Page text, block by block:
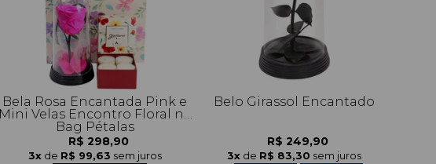
Bela Rosa Encantada Pink e
Mini Velas Encontro Floral na
Bag Pétalas
R$ 298,90
3x de R$ 99,63 sem juros
Belo Girassol Encantado
R$ 249,90
3x de R$ 83,30 sem juros